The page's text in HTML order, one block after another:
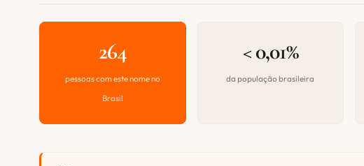
264
pessoas com este nome no
Brasil
< 0,01%
da população brasileira